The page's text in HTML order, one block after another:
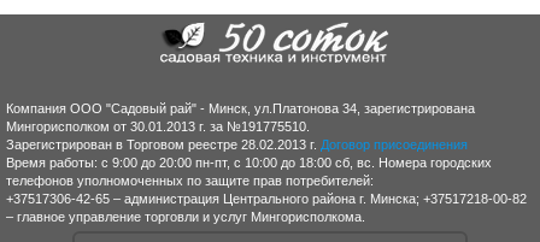
Компания ООО "Садовый рай" - Минск, ул.Платонова 34, зарегистрирована
Мингорисполком от 30.01.2013 г. за №191775510.
Зарегистрирован в Торговом реестре 28.02.2013 г. Договор присоединения
Время работы: с 9:00 до 20:00 пн-пт, с 10:00 до 18:00 сб, вс. Номера городских
телефонов уполномоченных по защите прав потребителей:
+37517306-42-65 – администрация Центрального района г. Минска; +37517218-00-82
– главное управление торговли и услуг Мингорисполкома.